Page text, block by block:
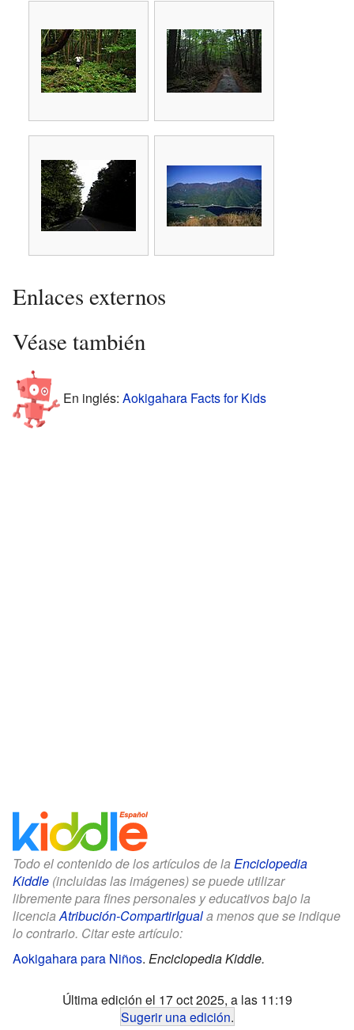
Enlaces externos
Véase también
En inglés: Aokigahara Facts for Kids
Todo el contenido de los artículos de la Enciclopedia
Kiddle (incluidas las imágenes) se puede utilizar
libremente para fines personales y educativos bajo la
licenciaAtribución-CompartirIguala menos que se indique
lo contrario. Citar este artículo:
Aokigahara para Niños. Enciclopedia Kiddle.
Última edición el 17 oct 2025, a las 11:19
Sugerir una edición.